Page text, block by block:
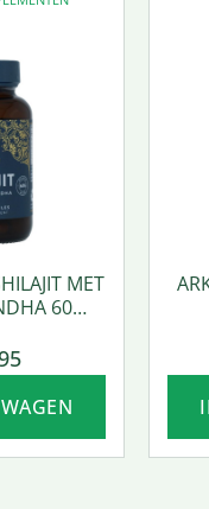
MET
60